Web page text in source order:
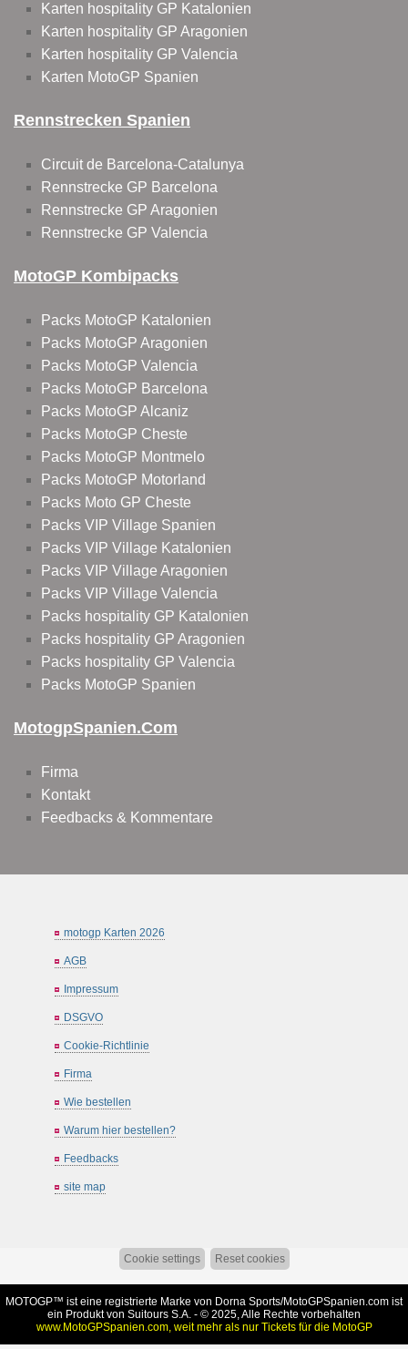
Karten hospitality GP Katalonien
Karten hospitality GP Aragonien
Karten hospitality GP Valencia
Karten MotoGP Spanien
Rennstrecken Spanien
Circuit de Barcelona-Catalunya
Rennstrecke GP Barcelona
Rennstrecke GP Aragonien
Rennstrecke GP Valencia
MotoGP Kombipacks
Packs MotoGP Katalonien
Packs MotoGP Aragonien
Packs MotoGP Valencia
Packs MotoGP Barcelona
Packs MotoGP Alcaniz
Packs MotoGP Cheste
Packs MotoGP Montmelo
Packs MotoGP Motorland
Packs Moto GP Cheste
Packs VIP Village Spanien
Packs VIP Village Katalonien
Packs VIP Village Aragonien
Packs VIP Village Valencia
Packs hospitality GP Katalonien
Packs hospitality GP Aragonien
Packs hospitality GP Valencia
Packs MotoGP Spanien
MotogpSpanien.com
Firma
Kontakt
Feedbacks & Kommentare
motogp Karten 2026
AGB
Impressum
DSGVO
Cookie-Richtlinie
Firma
Wie bestellen
Warum hier bestellen?
Feedbacks
site map
Cookie settings Reset cookies
MOTOGP™ ist eine registrierte Marke von Dorna Sports/MotoGPSpanien.com ist
ein Produkt von Suitours S.A. - © 2025, Alle Rechte vorbehalten
www.MotoGPSpanien.com, weit mehr als nur Tickets für die MotoGP